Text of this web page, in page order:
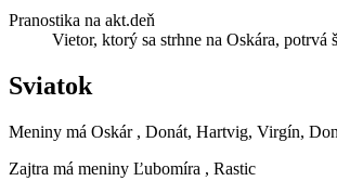
Pranostika na akt.deň
Vietor, ktorý sa strhne na Oskára, potrvá
Sviatok
Meniny má Oskár , Donát, Hartvig, Virgín,
Zajtra má meniny Ľubomíra , Rastic